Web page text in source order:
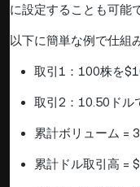
に設定することも可能
以下に簡単な例で仕組
取引1：100株を
取引2：10.50ドル
累計ボリューム =
累計ドル取引高 =